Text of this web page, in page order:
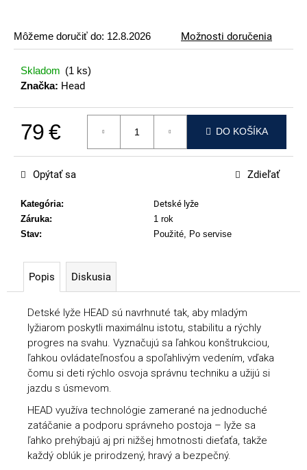
Môžeme doručiť do: 12.8.2026 Možnosti doručenia
Skladom (1 ks)
Značka: Head
79 €
Jednotková cena:
DO KOŠÍKA
Kategória:
Detské lyže
Záruka:
1 rok
Stav: Použité, Po servise
Opýtať sa Zdieľať
Popis Diskusia
Detské lyže HEAD sú navrhnuté tak, aby mladým
lyžiarom poskytli maximálnu istotu, stabilitu a rýchly
progres na svahu. Vyznačujú sa ľahkou konštrukciou,
ľahkou ovládateľnosťou a spoľahlivým vedením, vďaka
čomu si deti rýchlo osvoja správnu techniku a užijú si
jazdu s úsmevom.
HEAD využíva technológie zamerané na jednoduché
zatáčanie a podporu správneho postoja – lyže sa
ľahko prehýbajú aj pri nižšej hmotnosti dieťaťa, takže
každý oblúk je prirodzený, hravý a bezpečný.
o
r
ú
č
e
ATOMIC
REDSTER
J2(SPORT
EDITION)
89